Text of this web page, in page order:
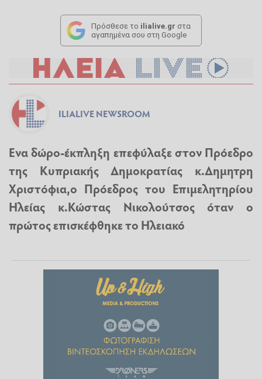
Πρόσθεσε το ilialive.gr στα
αγαπημένα σου στη Google
ILIALIVE NEWSROOM
Ενα δώρο-έκπληξη επεφύλαξε στον Πρόεδρο
της Κυπριακής Δημοκρατίας κ.Δημητρη
Χριστόφια,ο Πρόεδρος του Επιμελητηρίου
Ηλείας κ.Κώστας Νικολούτσος όταν ο
πρώτος επισκέφθηκε το Ηλειακό